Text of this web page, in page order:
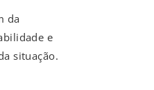
da
e
situação.